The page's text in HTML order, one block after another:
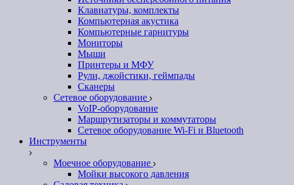
Клавиатуры, комплекты
Компьютерная акустика
Компьютерные гарнитуры
Мониторы
Мыши
Принтеры и МФУ
Рули, джойстики, геймпады
Сканеры
Сетевое оборудование
VoIP-оборудование
Маршрутизаторы и коммутаторы
Сетевое оборудование Wi-Fi и Bluetooth
Инструменты
Моечное оборудование
Мойки высокого давления